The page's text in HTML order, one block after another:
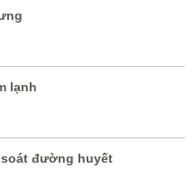
lạnh
đường huyết